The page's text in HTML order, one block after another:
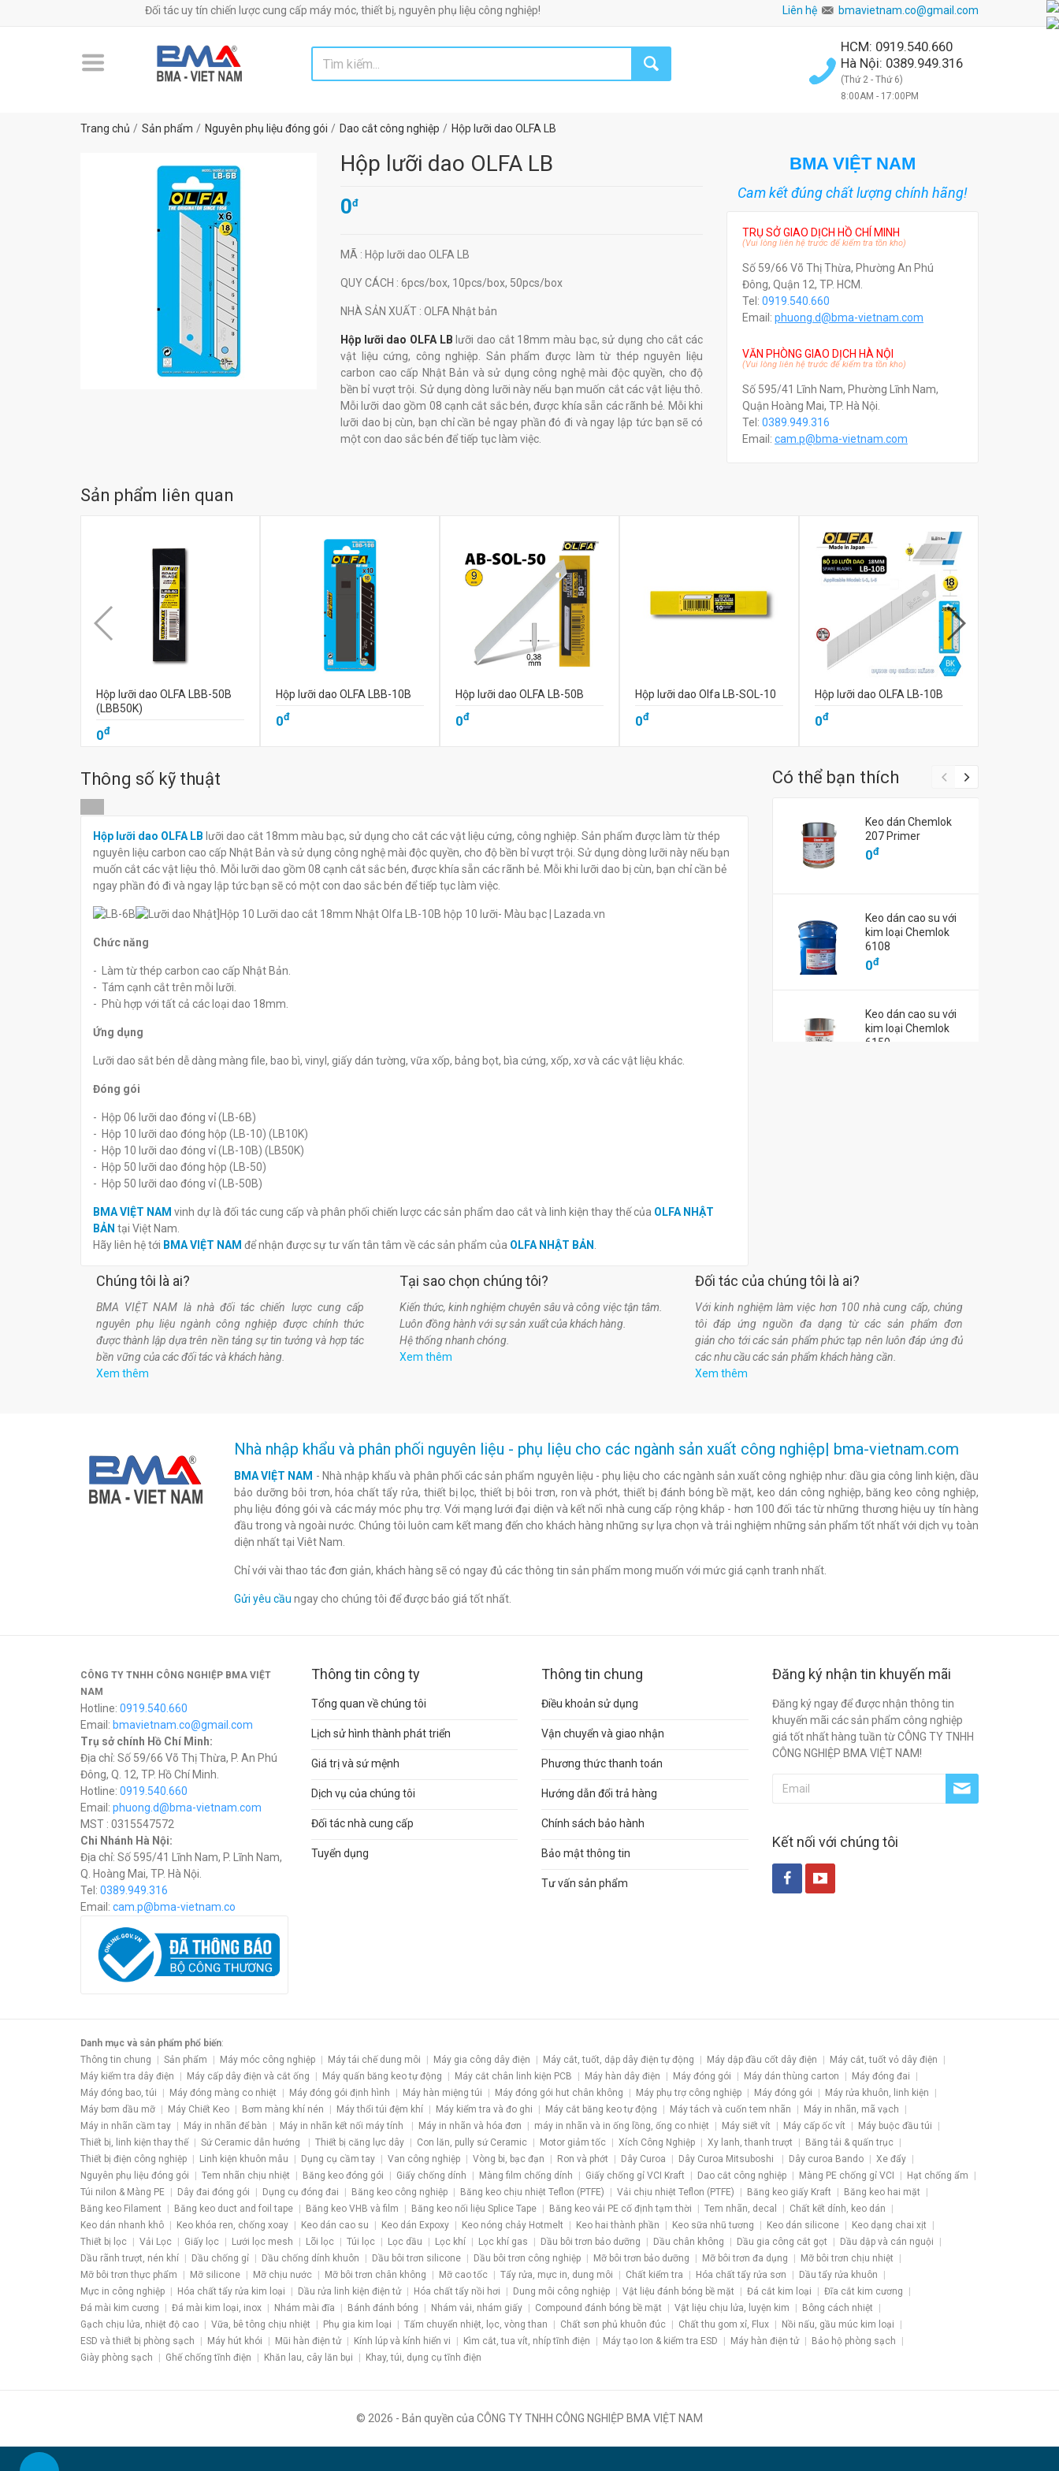
Đối tác uy tín chiến lược cung cấp máy móc, thiết bị, nguyên phụ liệu công nghiệp! Liên hệ bmavietnam.co@gmail.com
HCM: 0919.540.660
Hà Nội: 0389.949.316
(Thứ 2 - Thứ 6)
8:00AM - 17:00PM
Trang chủ Sản phẩm Nguyên phụ liệu đóng gói Dao cắt công nghiệp Hộp lưỡi dao OLFA LB
Hộp lưỡi dao OLFA LB
0đ
MÃ : Hộp lưỡi dao OLFA LB
QUY CÁCH : 6pcs/box, 10pcs/box, 50pcs/box
NHÀ SẢN XUẤT : OLFA Nhật bản
Hộp lưỡi dao OLFA LB lưỡi dao cắt 18mm màu bạc, sử dụng cho cắt các
vật liệu cứng, công nghiệp. Sản phẩm được làm từ thép nguyên liệu
carbon cao cấp Nhật Bản và sử dụng công nghệ mài độc quyền, cho độ
bền bỉ vượt trội. Sử dụng dòng lưỡi này nếu bạn muốn cắt các vật liệu thô.
Mỗi lưỡi dao gồm 08 cạnh cắt sắc bén, được khía sẵn các rãnh bẻ. Mỗi khi
lưỡi dao bị cùn, bạn chỉ cần bẻ ngay phần đó đi và ngay lập tức bạn sẽ có
một con dao sắc bén để tiếp tục làm việc.
BMA VIỆT NAM
Cam kết đúng chất lượng chính hãng!
TRỤ SỞ GIAO DỊCH HỒ CHÍ MINH
(Vui lòng liên hệ trước để kiểm tra tồn kho)
Số 59/66 Võ Thị Thừa, Phường An Phú
Đông, Quận 12, TP. HCM.
Tel: 0919.540.660
Email: phuong.d@bma-vietnam.com
VĂN PHÒNG GIAO DỊCH HÀ NỘI
(Vui lòng liên hệ trước để kiểm tra tồn kho)
Số 595/41 Lĩnh Nam, Phường Lĩnh Nam,
Quận Hoàng Mai, TP. Hà Nội.
Tel: 0389.949.316
Email: cam.p@bma-vietnam.com
Sản phẩm liên quan
Hộp lưỡi dao OLFA LBB-50B
(LBB50K)
0đ
Hộp lưỡi dao OLFA LBB-10B
0đ
Hộp lưỡi dao OLFA LB-50B
0đ
Hộp lưỡi dao Olfa LB-SOL-10
0đ
Hộp lưỡi dao OLFA LB-10B
0đ
Thông số kỹ thuật
Hộp lưỡi dao OLFA LB lưỡi dao cắt 18mm màu bạc, sử dụng cho cắt các vật liệu cứng, công nghiệp. Sản phẩm được làm từ thép
nguyên liệu carbon cao cấp Nhật Bản và sử dụng công nghệ mài độc quyền, cho độ bền bỉ vượt trội. Sử dụng dòng lưỡi này nếu bạn
muốn cắt các vật liệu thô. Mỗi lưỡi dao gồm 08 cạnh cắt sắc bén, được khía sẵn các rãnh bẻ. Mỗi khi lưỡi dao bị cùn, bạn chỉ cần bẻ
ngay phần đó đi và ngay lập tức bạn sẽ có một con dao sắc bén để tiếp tục làm việc.
Chức năng
- Làm từ thép carbon cao cấp Nhật Bản.
- Tám cạnh cắt trên mỗi lưỡi.
- Phù hợp với tất cả các loại dao 18mm.
Ứng dụng
Lưỡi dao sắt bén dễ dàng màng file, bao bì, vinyl, giấy dán tường, vữa xốp, bảng bọt, bìa cứng, xốp, xơ và các vật liệu khác.
Đóng gói
- Hộp 06 lưỡi dao đóng vỉ (LB-6B)
- Hộp 10 lưỡi dao đóng hộp (LB-10) (LB10K)
- Hộp 10 lưỡi dao đóng vỉ (LB-10B) (LB50K)
- Hộp 50 lưỡi dao đóng hộp (LB-50)
- Hộp 50 lưỡi dao đóng vỉ (LB-50B)
BMA VIỆT NAM vinh dự là đối tác cung cấp và phân phối chiến lược các sản phẩm dao cắt và linh kiện thay thế của OLFA NHẬT
BẢN tại Việt Nam.
Hãy liên hệ tới BMA VIỆT NAM để nhận được sự tư vấn tân tâm về các sản phẩm của OLFA NHẬT BẢN
Có thể bạn thích
Keo dán Chemlok
207 Primer
0đ
Keo dán cao su với
kim loại Chemlok
6108
0đ
Keo dán cao su với
kim loại Chemlok
6150
Chúng tôi là ai?
BMA VIỆT NAM là nhà đối tác chiến lược cung cấp
nguyên phụ liệu ngành công nghiệp được chính thức
được thành lập dựa trên nền tảng sự tin tưởng và hợp tác
bền vững của các đối tác và khách hàng.
Xem thêm
Tại sao chọn chúng tôi?
Kiến thức, kinh nghiệm chuyên sâu và công việc tận tâm.
Luôn đồng hành với sự sản xuất của khách hàng.
Hệ thống nhanh chóng.
Xem thêm
Đối tác của chúng tôi là ai?
Với kinh nghiệm làm việc hơn 100 nhà cung cấp, chúng
tôi đáp ứng nguồn đa dạng từ các sản phẩm đơn
giản cho tới các sản phẩm phức tạp nên luôn đáp ứng đủ
các nhu cầu các sản phẩm khách hàng cần.
Xem thêm
Nhà nhập khẩu và phân phối nguyên liệu - phụ liệu cho các ngành sản xuất công nghiệp| bma-vietnam.com
BMA VIỆT NAM - Nhà nhập khẩu và phân phối các sản phẩm nguyên liệu - phụ liệu cho các ngành sản xuất công nghiệp như: dầu gia công linh kiện, dầu
bảo dưỡng bôi trơn, hóa chất tẩy rửa, thiết bị lọc, thiết bị bôi trơn, ron và phớt, thiết bị đánh bóng bề mặt, keo dán công nghiệp, băng keo công nghiệp,
phụ liệu đóng gói và các máy móc phụ trợ. Với mạng lưới đại diện và kết nối nhà cung cấp rộng khắp - hơn 100 đối tác từ những thương hiệu uy tín hàng
đầu trong và ngoài nước. Chúng tôi luôn cam kết mang đến cho khách hàng những sự lựa chọn và trải nghiệm những sản phẩm tốt nhất với dịch vụ toàn
diện nhất tại Viêt Nam.
Chỉ với vài thao tác đơn giản, khách hàng sẽ có ngay đủ các thông tin sản phẩm mong muốn với mức giá cạnh tranh nhất.
Gửi yêu cầu ngay cho chúng tôi để được báo giá tốt nhất.
CÔNG TY TNHH CÔNG NGHIỆP BMA VIỆT
NAM
Hotline: 0919.540.660
Email: bmavietnam.co@gmail.com
Trụ sở chính Hồ Chí Minh:
Địa chỉ: Số 59/66 Võ Thị Thừa, P. An Phú
Đông, Q. 12, TP. Hồ Chí Minh.
Hotline: 0919.540.660
Email: phuong.d@bma-vietnam.com
MST : 0315547572
Chi Nhánh Hà Nội:
Địa chỉ: Số 595/41 Lĩnh Nam, P. Lĩnh Nam,
Q. Hoàng Mai, TP. Hà Nội.
Tel: 0389.949.316
Email: cam.p@bma-vietnam.co
Thông tin công ty
Tổng quan về chúng tôi
Lịch sử hình thành phát triển
Giá trị và sứ mệnh
Dịch vụ của chúng tôi
Đối tác nhà cung cấp
Tuyển dụng
Thông tin chung
Điều khoản sử dụng
Vận chuyển và giao nhận
Phương thức thanh toán
Hướng dẫn đổi trả hàng
Chính sách bảo hành
Bảo mật thông tin
Tư vấn sản phẩm
Đăng ký nhận tin khuyến mãi
Đăng ký ngay để được nhận thông tin
khuyến mãi các sản phẩm công nghiệp
giá tốt nhất hàng tuần từ CÔNG TY TNHH
CÔNG NGHIỆP BMA VIỆT NAM!
Kết nối với chúng tôi
Danh mục và sản phẩm phổ biến:
Thông tin chung
Sản phẩm Máy móc công nghiệp Máy tái chế dung môi Máy gia công dây điện Máy cắt, tuốt, dập dây điện tự động Máy dập đầu cốt dây điện
Máy cắt, tuốt vỏ dây điện
Máy kiểm tra dây điện
Máy cấp dây điện và cắt ống Máy quấn băng keo tự động Máy cắt chân linh kiện PCB Máy hàn dây điện Máy đóng gói Máy dán thùng carton
Máy đóng đai
Máy đóng bao, túi
Máy đóng màng co nhiệt Máy đóng gói định hình Máy hàn miệng túi Máy đóng gói hut chân không Máy phụ trợ công nghiệp Máy đóng gói
Máy rửa khuôn, linh kiện
Máy bơm dầu mỡ
Máy Chiết Keo Bơm màng khí nén Máy thổi túi đệm khí Máy kiểm tra và đo ghi Máy cắt băng keo tự động Máy tách và cuốn tem nhãn
Máy in nhãn, mã vạch
Máy in nhãn cầm tay
Máy in nhãn để bàn Máy in nhãn kết nối máy tính Máy in nhãn và hóa đơn máy in nhãn và in ống lồng, ống co nhiệt Máy siết vít Máy cấp ốc vít
Máy buộc đầu túi
Thiết bị, linh kiện thay thế
Sứ Ceramic dẫn hướng Thiết bị căng lực dây Con lăn, pully sứ Ceramic Motor giảm tốc Xích Công Nghiệp Xy lanh, thanh trượt
Băng tải & quấn trục
Thiết bị điện công nghiệp
Linh kiện khuôn mẫu Dụng cụ cầm tay Van công nghiệp Vòng bi, bạc đạn Ron và phớt Dây Curoa Dây Curoa Mitsuboshi Dây curoa Bando
Xe đẩy
Nguyên phụ liệu đóng gói
Tem nhãn chịu nhiệt Băng keo đóng gói Giấy chống dính Màng film chống dính Giấy chống gỉ VCI Kraft Dao cắt công nghiệp Màng PE chống gỉ VCI
Hạt chống ẩm
Túi nilon & Màng PE
Dây đai đóng gói Dụng cụ đóng đai Băng keo công nghiệp Băng keo chịu nhiệt Teflon (PTFE) Vải chịu nhiệt Teflon (PTFE) Băng keo giấy Kraft
Băng keo hai mặt
Băng keo Filament
Băng keo duct and foil tape Băng keo VHB và film Băng keo nối liệu Splice Tape Băng keo vải PE cố định tạm thời Tem nhãn, decal
Chất kết dính, keo dán
Keo dán nhanh khô
Keo khóa ren, chống xoay Keo dán cao su Keo dán Expoxy Keo nóng chảy Hotmelt Keo hai thành phần Keo sữa nhũ tương Keo dán silicone
Keo dạng chai xịt
Thiết bị lọc
Vải Lọc Giấy lọc Lưới lọc mesh Lõi lọc Túi lọc Lọc dầu Lọc khí Lọc khí gas Dầu bôi trơn bảo dưỡng Dầu chân không Dầu gia công cắt gọt
Dầu dập và cán nguội
Dầu rãnh trượt, nén khí
Dầu chống gỉ Dầu chống dính khuôn Dầu bôi trơn silicone Dầu bôi trơn công nghiệp Mỡ bôi trơn bảo dưỡng Mỡ bôi trơn đa dụng
Mỡ bôi trơn chịu nhiệt
Mỡ bôi trơn thực phẩm
Mỡ silicone Mỡ chịu nước Mỡ bôi trơn chân không Mỡ cao tốc Tẩy rửa, mực in, dung môi Chất kiểm tra Hóa chất tẩy rửa sơn
Dầu tẩy rửa khuôn
Mực in công nghiệp
Hóa chất tẩy rửa kim loại Dầu rửa linh kiện điện tử Hóa chất tẩy nồi hơi Dung môi công nghiệp Vật liệu đánh bóng bề mặt Đá cắt kim loại
Đĩa cắt kim cương
Đá mài kim cương
Đá mài kim loại, inox Nhám mài đĩa Bánh đánh bóng Nhám vải, nhám giấy Compound đánh bóng bề mặt Vật liệu chịu lửa, luyện kim
Bông cách nhiệt
Gạch chịu lửa, nhiệt độ cao
Vữa, bê tông chịu nhiệt Phụ gia kim loại Tấm chuyển nhiệt, lọc, vòng than Chất sơn phủ khuôn đúc Chất thu gom xỉ, Flux
Nồi nấu, gầu múc kim loại
ESD và thiết bị phòng sạch
Máy hút khói Mũi hàn điện tử Kính lúp và kính hiển vi Kìm cắt, tua vít, nhíp tĩnh điện Máy tạo Ion & kiểm tra ESD Máy hàn điện tử
Bảo hộ phòng sạch
Giày phòng sạch
Ghế chống tĩnh điện Khăn lau, cây lăn bụi Khay, túi, dụng cụ tĩnh điện
© 2026 - Bản quyền của CÔNG TY TNHH CÔNG NGHIỆP BMA VIỆT NAM